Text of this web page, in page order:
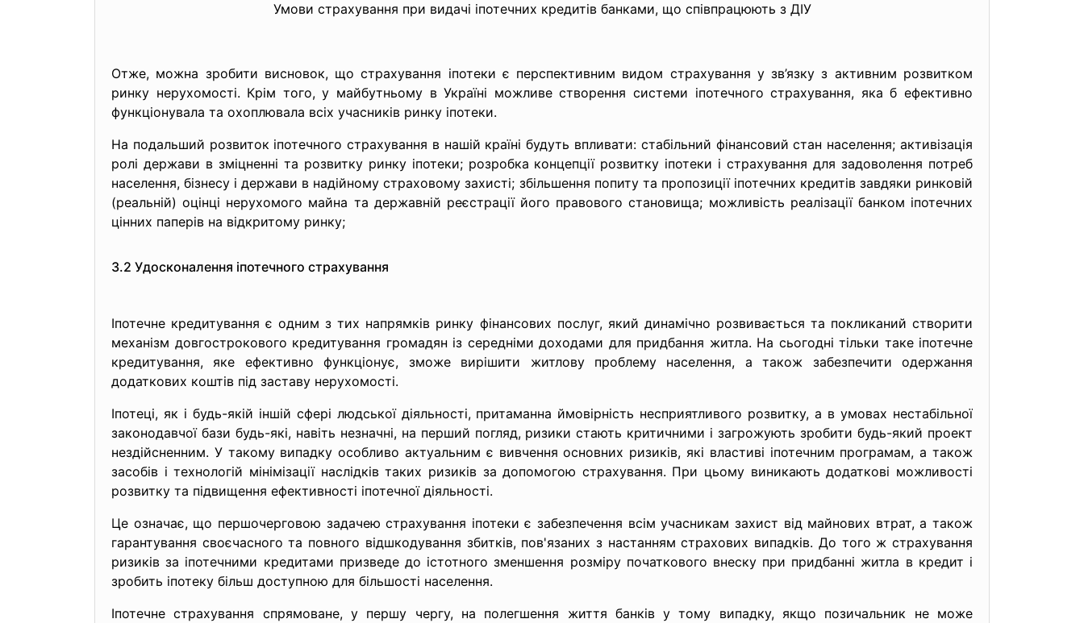
Умови страхування при видачі іпотечних кредитів банками, що співпрацюють з ДІУ
Отже, можна зробити висновок, що страхування іпотеки є перспективним видом страхування у зв’язку з активним розвитком
ринку нерухомості. Крім того, у майбутньому в Україні можливе створення системи іпотечного страхування, яка б ефективно
функціонувала та охоплювала всіх учасників ринку іпотеки.
На подальший розвиток іпотечного страхування в нашій країні будуть впливати: стабільний фінансовий стан населення; активізація
ролі держави в зміцненні та розвитку ринку іпотеки; розробка концепції розвитку іпотеки і страхування для задоволення потреб
населення, бізнесу і держави в надійному страховому захисті; збільшення попиту та пропозиції іпотечних кредитів завдяки ринковій
(реальній) оцінці нерухомого майна та державній реєстрації його правового становища; можливість реалізації банком іпотечних
цінних паперів на відкритому ринку;
3.2 Удосконалення іпотечного страхування
Іпотечне кредитування є одним з тих напрямків ринку фінансових послуг, який динамічно розвивається та покликаний створити
механізм довгострокового кредитування громадян із середніми доходами для придбання житла. На сьогодні тільки таке іпотечне
кредитування, яке ефективно функціонує, зможе вирішити житлову проблему населення, а також забезпечити одержання
додаткових коштів під заставу нерухомості.
Іпотеці, як і будь-якій іншій сфері людської діяльності, притаманна ймовірність несприятливого розвитку, а в умовах нестабільної
законодавчої бази будь-які, навіть незначні, на перший погляд, ризики стають критичними і загрожують зробити будь-який проект
нездійсненним. У такому випадку особливо актуальним є вивчення основних ризиків, які властиві іпотечним програмам, а також
засобів і технологій мінімізації наслідків таких ризиків за допомогою страхування. При цьому виникають додаткові можливості
розвитку та підвищення ефективності іпотечної діяльності.
Це означає, що першочерговою задачею страхування іпотеки є забезпечення всім учасникам захист від майнових втрат, а також
гарантування своєчасного та повного відшкодування збитків, пов'язаних з настанням страхових випадків. До того ж страхування
ризиків за іпотечними кредитами призведе до істотного зменшення розміру початкового внеску при придбанні житла в кредит і
зробить іпотеку більш доступною для більшості населення.
Іпотечне страхування спрямоване, у першу чергу, на полегшення життя банків у тому випадку, якщо позичальник не може